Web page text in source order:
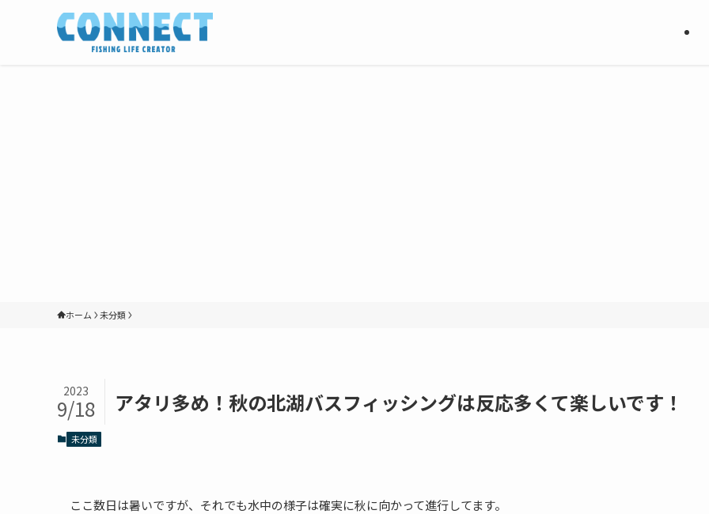
ホーム 未分類
アタリ多め！秋の北湖バスフィッシングは反応多くて楽しいです！
2023
9/18
未分類
ここ数日は暑いですが、それでも水中の様子は確実に秋に向かって進行してます。